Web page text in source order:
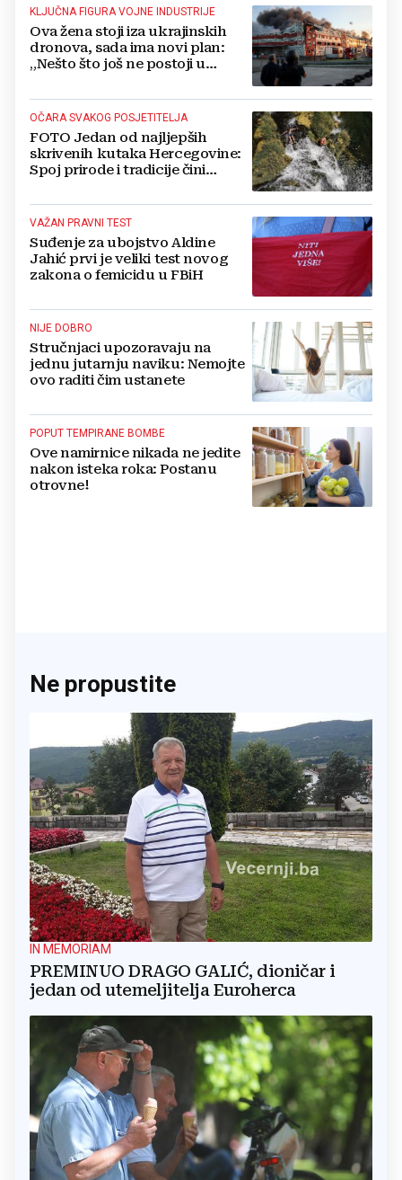
KLJUČNA FIGURA VOJNE INDUSTRIJE
Ova žena stoji iza ukrajinskih
dronova, sada ima novi plan:
„Nešto što još ne postoji u
OČARA SVAKOG POSJETITELJA
FOTO Jedan od najljepših
skrivenih kutaka Hercegovine:
Spoj prirode i tradicije čini
destinacijom
VAŽAN PRAVNI TEST
Suđenje za ubojstvo Aldine
Jahić prvi je veliki test novog
zakona o femicidu u FBiH
NIJE DOBRO
Stručnjaci upozoravaju na
jednu jutarnju naviku: Nemojte
ovo raditi čim ustanete
POPUT TEMPIRANE BOMBE
Ove namirnice nikada ne jedite
nakon isteka roka: Postanu
otrovne!
Ne propustite
IN MEMORIAM
PREMINUO DRAGO GALIĆ, dioničar i
jedan od utemeljitelja Euroherca